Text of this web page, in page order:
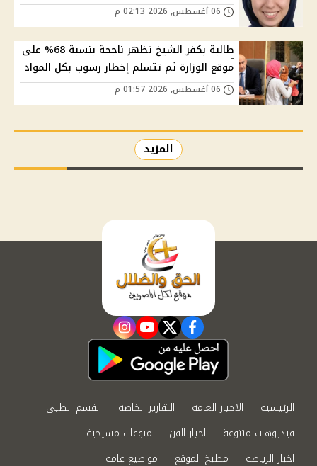
طالبة بكفر الشيخ تظهر ناجحة بنسبة 68% على
موقع الوزارة ثم تتسلم إخطار رسوب بكل المواد
المزيد
facebook
twitter
youtube
instagram
الرئيسية الاخبار العامة التقارير الخاصة
القسم الطبي
فيديوهات متنوعة
اخبار الفن
منوعات مسيحية
اخبار الرياضة
مطبخ الموقع مواضيع عامة